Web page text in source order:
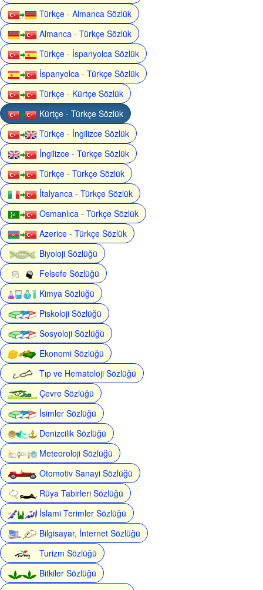
Türkçe - Almanca Sözlük
Almanca - Türkçe Sözlük
Türkçe - İspanyolca Sözlük
İspanyolca - Türkçe Sözlük
Türkçe - Kürtçe Sözlük
Kürtçe - Türkçe Sözlük
Türkçe - İngilizce Sözlük
İngilizce - Türkçe Sözlük
Türkçe - Türkçe Sözlük
İtalyanca - Türkçe Sözlük
Osmanlıca - Türkçe Sözlük
Azerice - Türkçe Sözlük
Biyoloji Sözlüğü
Felsefe Sözlüğü
Kimya Sözlüğü
Piskoloji Sözlüğü
Sosyoloji Sözlüğü
Ekonomi Sözlüğü
Tıp ve Hematoloji Sözlüğü
Çevre Sözlüğü
İsimler Sözlüğü
Denizcilik Sözlüğü
Meteoroloji Sözlüğü
Otomotiv Sanayi Sözlüğü
Rüya Tabirleri Sözlüğü
İslami Terimler Sözlüğü
Bilgisayar, İnternet Sözlüğü
Turizm Sözlüğü
Bitkiler Sözlüğü